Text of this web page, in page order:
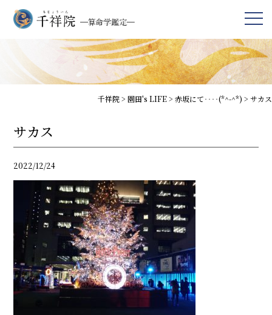
千祥院> 園田's LIFE> 赤坂にて‥‥(*^-^*) > サカス
サカス
2022/12/24